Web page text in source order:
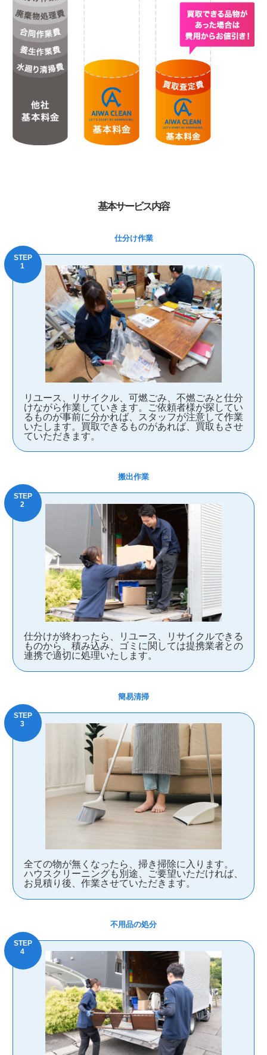
基本サービス内容
仕分け作業
リユース、リサイクル、可燃ごみ、不燃ごみと仕分
けながら作業していきます。ご依頼者様が探してい
るものが事前に分かれば、スタッフが注意して作業
いたします。買取できるものがあれば、買取もさせ
ていただきます。
搬出作業
仕分けが終わったら、リユース、リサイクルできる
ものから、積み込み、ゴミに関しては提携業者との
連携で適切に処理いたします。
簡易清掃
全ての物が無くなったら、掃き掃除に入ります。
ハウスクリーニングも別途、ご要望いただければ、
お見積り後、作業させていただきます。
不用品の処分